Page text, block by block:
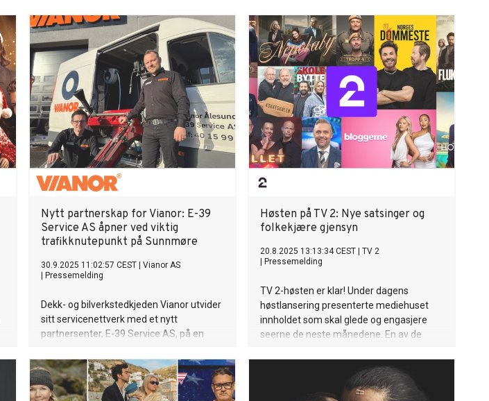
Nytt partnerskap for Vianor: E-39
Service AS åpner ved viktig
trafikknutepunkt på Sunnmøre
30.9.2025 11:02:57 CEST
Vianor AS
Pressemelding
Dekk- og bilverkstedkjeden Vianor utvider
sitt servicenettverk med et nytt
partnersenter, E-39 Service AS, på en
Høsten på TV 2: Nye satsinger og
folkekjære gjensyn
20.8.2025 13:13:34 CEST
TV 2
Pressemelding
TV 2-høsten er klar! Under dagens
høstlansering presenterte mediehuset
innholdet som skal glede og engasjere
seerne de neste månedene. En av de
dag – med navn som Oskar Westerlin,
Anne B. Ragde, Emilie Nereng og